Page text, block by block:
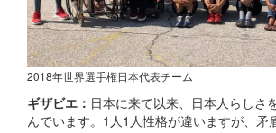
2018年世界選手権日本代表チーム
ギザビエ： 日本に来て以来、日本人らしさ
んでいます。1人1人性格が違いますが、矛